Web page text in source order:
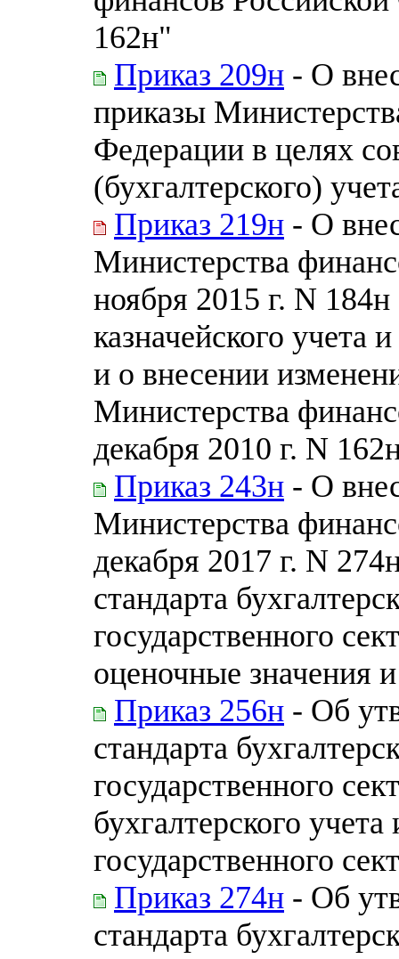
162н"
Приказ 209н - О
приказы
Федерации в целях
(бухгалтерского)
Приказ 219н - О
Министерства
ноября 2015 г. N
казначейского
и о внесении
Министерства
декабря 2010 г. N
Приказ 243н - О
Министерства
декабря 2017 г. N
стандарта
государственного
оценочные значения
Приказ 256н - Об
стандарта
государственного
бухгалтерского
государственного
Приказ 274н - Об
стандарта